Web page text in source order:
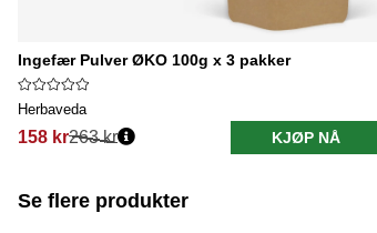
Ingefær Pulver ØKO 100g x 3 pakker
Herbaveda
158 kr263 kr KJØP NÅ
Se flere produkter